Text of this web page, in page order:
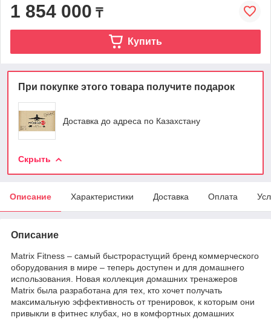
1 854 000 ₸
Купить
При покупке этого товара получите подарок
Доставка до адреса по Казахстану
Скрыть
Описание Характеристики Доставка Оплата
Описание
Matrix Fitness – самый быстрорастущий бренд коммерческого
оборудования в мире – теперь доступен и для домашнего
использования. Новая коллекция домашних тренажеров
Matrix была разработана для тех, кто хочет получать
максимальную эффективность от тренировок, к которым они
привыкли в фитнес клубах, но в комфортных домашних